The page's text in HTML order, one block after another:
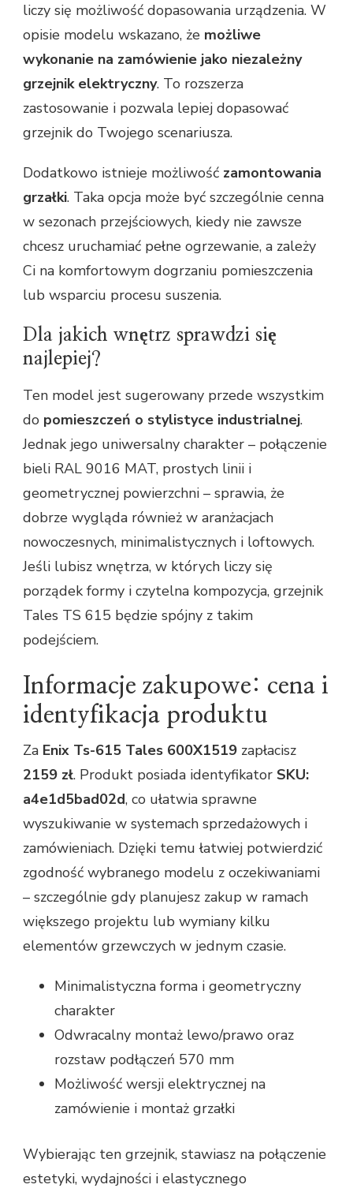
liczy się możliwość dopasowania urządzenia. W
opisie modelu wskazano, że możliwe
wykonanie na zamówienie jako niezależny
grzejnik elektryczny. To rozszerza
zastosowanie i pozwala lepiej dopasować
grzejnik do Twojego scenariusza.
Dodatkowo istnieje możliwość zamontowania
grzałki. Taka opcja może być szczególnie cenna
w sezonach przejściowych, kiedy nie zawsze
chcesz uruchamiać pełne ogrzewanie, a zależy
Ci na komfortowym dogrzaniu pomieszczenia
lub wsparciu procesu suszenia.
Dla jakich wnętrz sprawdzi się
najlepiej?
Ten model jest sugerowany przede wszystkim
do pomieszczeń o stylistyce industrialnej.
Jednak jego uniwersalny charakter – połączenie
bieli RAL 9016 MAT, prostych linii i
geometrycznej powierzchni – sprawia, że
dobrze wygląda również w aranżacjach
nowoczesnych, minimalistycznych i loftowych.
Jeśli lubisz wnętrza, w których liczy się
porządek formy i czytelna kompozycja, grzejnik
Tales TS 615 będzie spójny z takim
podejściem.
Informacje zakupowe: cena i
identyfikacja produktu
Za Enix Ts-615 Tales 600X1519 zapłacisz
2159 zł. Produkt posiada identyfikator SKU:
a4e1d5bad02d, co ułatwia sprawne
wyszukiwanie w systemach sprzedażowych i
zamówieniach. Dzięki temu łatwiej potwierdzić
zgodność wybranego modelu z oczekiwaniami
– szczególnie gdy planujesz zakup w ramach
większego projektu lub wymiany kilku
elementów grzewczych w jednym czasie.
Minimalistyczna forma i geometryczny
charakter
Odwracalny montaż lewo/prawo oraz
rozstaw podłączeń 570 mm
Możliwość wersji elektrycznej na
zamówienie i montaż grzałki
Wybierając ten grzejnik, stawiasz na połączenie
estetyki, wydajności i elastycznego